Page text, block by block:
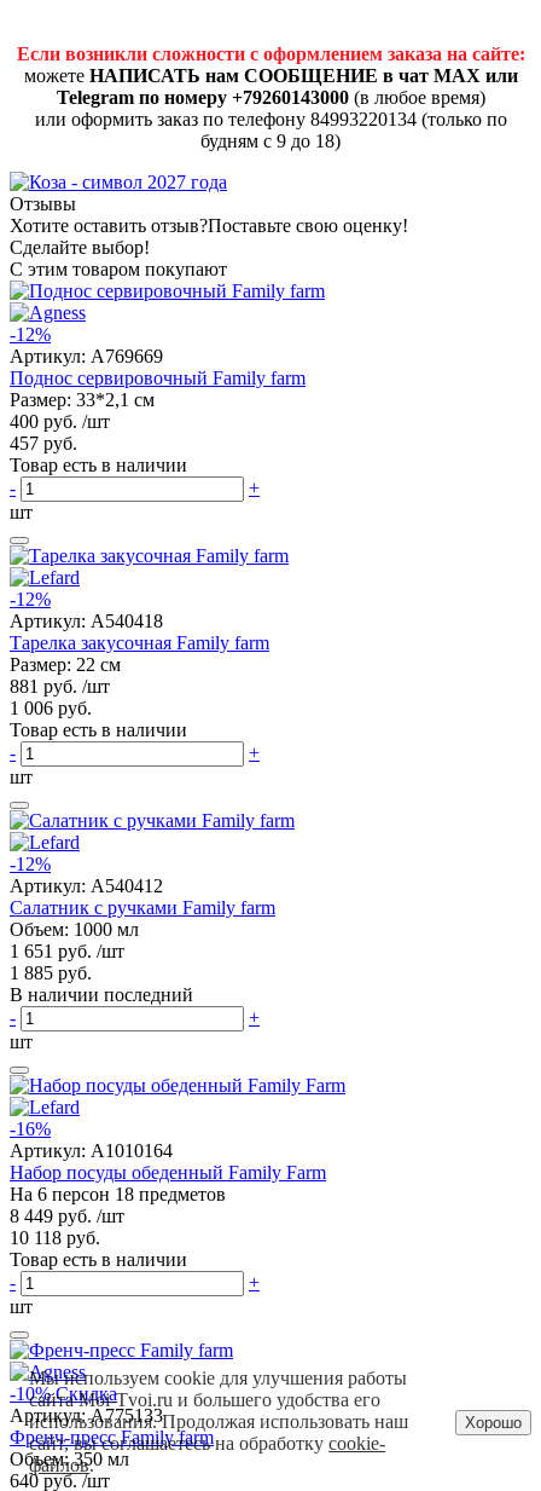
Если возникли сложности с оформлением заказа на сайте:
можете НАПИСАТЬ нам СООБЩЕНИЕ в чат MAX или
Telegram по номеру +79260143000(в любое время)
или оформить заказ по телефону 84993220134 (только по
будням с 9 до 18)
Отзывы
Хотите оставить отзыв?Поставьте свою оценку!
Сделайте выбор!
С этим товаром покупают
-12%
Артикул: A769669
Поднос сервировочный Family farm
Размер: 33*2,1 см
400 руб. /шт
457 руб.
Товар есть в наличии
-
+
шт
-12%
Артикул: A540418
Тарелка закусочная Family farm
Размер: 22 см
881 руб. /шт
1 006 руб.
Товар есть в наличии
-
+
шт
-12%
Артикул: A540412
Салатник с ручками Family farm
Объем: 1000 мл
1 651 руб. /шт
1 885 руб.
В наличии последний
-
+
шт
-16%
Артикул: A1010164
Набор посуды обеденный Family Farm
На 6 персон 18 предметов
8 449 руб. /шт
10 118 руб.
Товар есть в наличии
-
+
шт
-10% Скидка
Артикул:A775133
Френч-пресс Family farm
Объем: 350 мл
640 руб. /шт
Мы используем cookie для улучшения работы
сайта Moi-Tvoi.ru и большего удобства его
использования. Продолжая использовать наш
сайт, вы соглашаетесь на обработкуcookie-
файлов.
Хорошо